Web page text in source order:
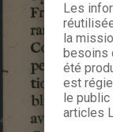
Les
la
besoins
été
est
le public
articles